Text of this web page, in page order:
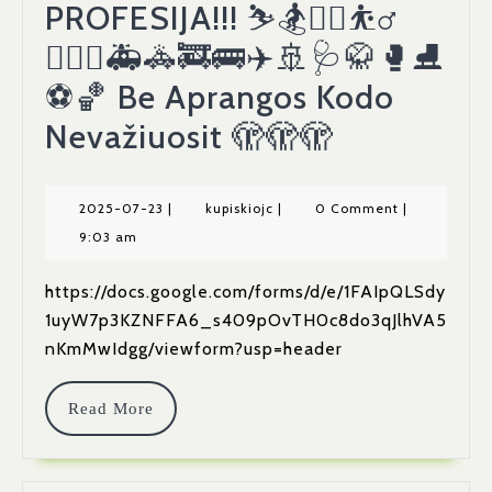
PROFESIJA!!! ⛷️🏂🤼‍♀️⛹️‍♂️
🤽🏻‍♀️🚑🚓🚒🚌✈️🚢🩺🥋🥊⛸️
⚽️🏀 Be Aprangos Kodo
Nevažiuosit 🫣🫣🫣
Nes
Labai
Greitai
Aprangos
2025-07-23 2025-
| kupiskiojc kupiskiojc
| 0 Comment |
9:03 am
https://docs.google.com/forms/d/e/1FAIpQLSdy
1uyW7p3KZNFFA6_s409pOvTH0c8do3qJlhVA5
nKmMwIdgg/viewform?usp=header
Read More
Read